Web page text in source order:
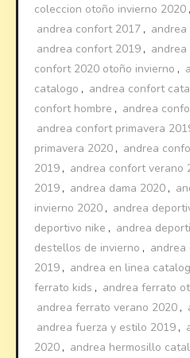
coleccion otoño invierno 2020 ,
andrea confort 2017 ,
andrea confort 2019 ,
confort 2020 otoño invierno ,
catalogo , andrea confort
confort hombre , andrea
andrea confort primavera
primavera 2020 , andrea
2019 , andrea confort verano
2019 , andrea dama 2020 ,
invierno 2020 , andrea
deportivo nike , andrea
destellos de invierno , andrea
2019 , andrea en linea
ferrato kids , andrea ferrato
andrea ferrato verano 2020 ,
andrea fuerza y estilo 2019 ,
2020 , andrea hermosillo